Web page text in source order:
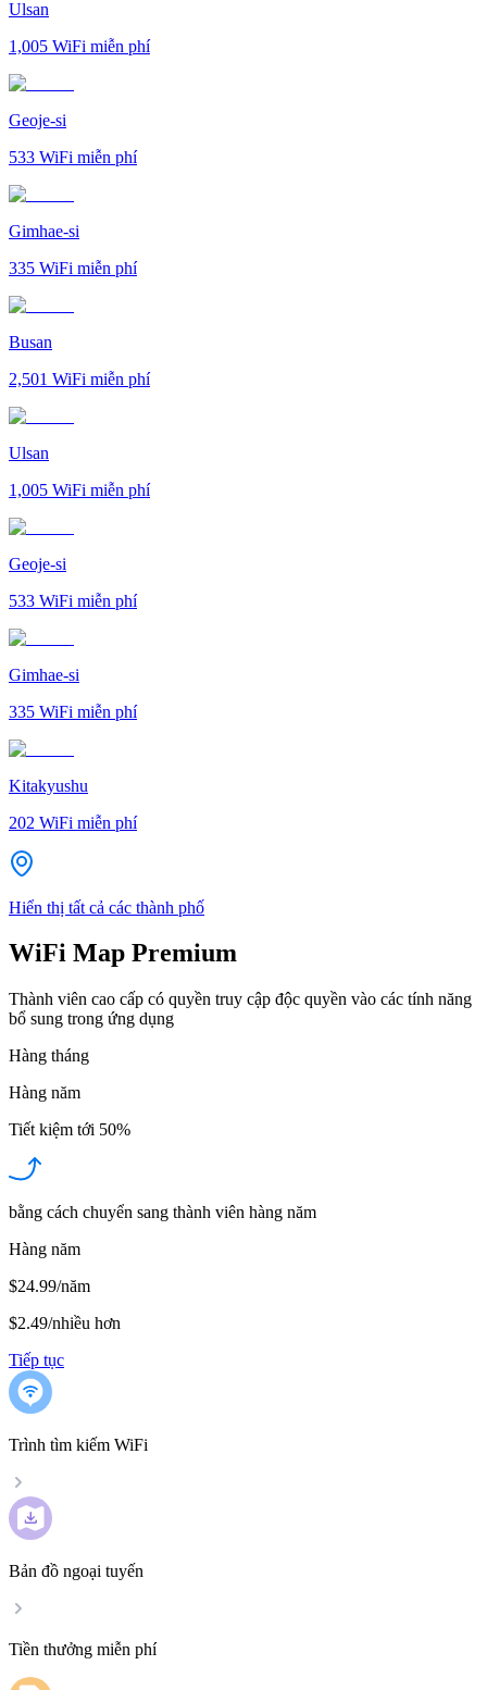
Ulsan
1,005 WiFi miễn phí
Geoje-si
533 WiFi miễn phí
Gimhae-si
335 WiFi miễn phí
Busan
2,501 WiFi miễn phí
Ulsan
1,005 WiFi miễn phí
Geoje-si
533 WiFi miễn phí
Gimhae-si
335 WiFi miễn phí
Kitakyushu
202 WiFi miễn phí
Hiển thị tất cả các thành phố
WiFi Map Premium
Thành viên cao cấp có quyền truy cập độc quyền vào các tính năng
bổ sung trong ứng dụng
Hàng tháng
Hàng năm
Tiết kiệm tới 50%
bằng cách chuyển sang thành viên hàng năm
Hàng năm
$24.99/năm
$2.49/nhiều hơn
Tiếp tục
Trình tìm kiếm WiFi
Bản đồ ngoại tuyến
Tiền thưởng miễn phí